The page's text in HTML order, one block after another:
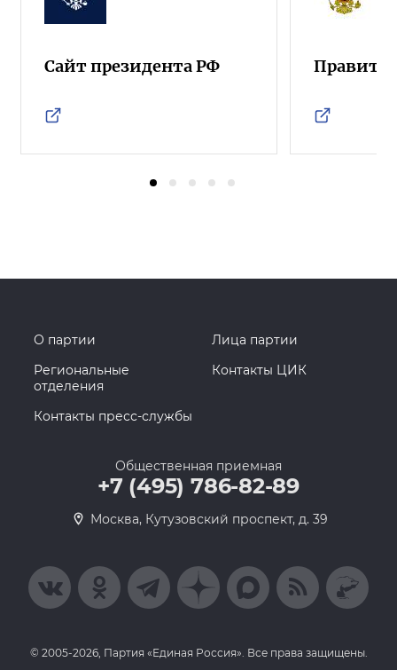
Сайт президента РФ
О партии
Лица партии
Региональные
отделения
Контакты ЦИК
Контакты пресс-службы
Общественная приемная
+7 (495) 786-82-89
Москва, Кутузовский проспект, д. 39
© 2005-2026, Партия «Единая Россия». Все права защищены.